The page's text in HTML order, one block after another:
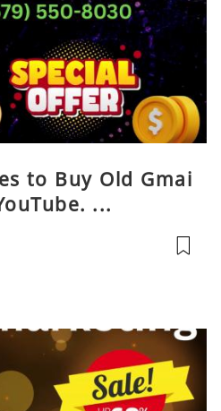
to Buy Old Gmai
...